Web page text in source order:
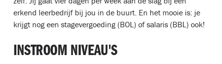
erkend leerbedrijf bij jou in de buurt. En het mooie is: je
krijgt nog een stagevergoeding (BOL) of salaris (BBL) ook!
INSTROOM NIVEAU'S